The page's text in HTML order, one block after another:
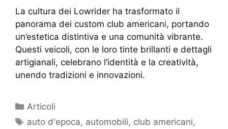
La cultura dei Lowrider ha trasformato il
panorama dei custom club americani, portando
un’estetica distintiva e una comunità vibrante.
Questi veicoli, con le loro tinte brillanti e dettagli
artigianali, celebrano l’identità e la creatività,
unendo tradizioni e innovazioni.
Articoli
auto d'epoca, automobili, club americani,